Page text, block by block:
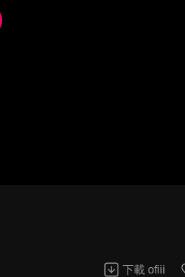
下載 ofiii